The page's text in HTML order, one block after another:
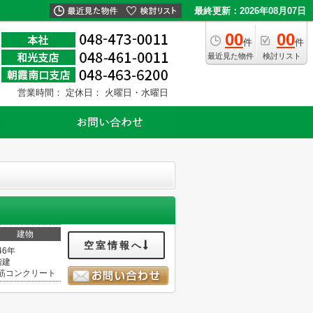
最終更新：2026年08月07日
00件
最近見た物件
00件
検討リスト
営業時間： 定休日： 火曜日・水曜日
建物
年
建
コンクリート
空室情報へ